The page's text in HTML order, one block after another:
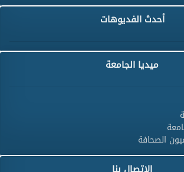
أحدث الفديوهات
ميديا الجامعة
الصحافة